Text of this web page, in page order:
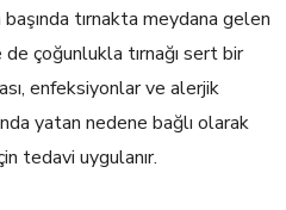
tırnakta meydana gelen
çoğunlukla tırnağı sert bir
enfeksiyonlar ve alerjik
yatan nedene bağlı olarak
tedavi uygulanır.